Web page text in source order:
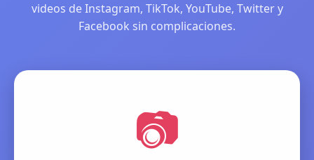
videos de Instagram, TikTok, YouTube, Twitter y
Facebook sin complicaciones.
📷